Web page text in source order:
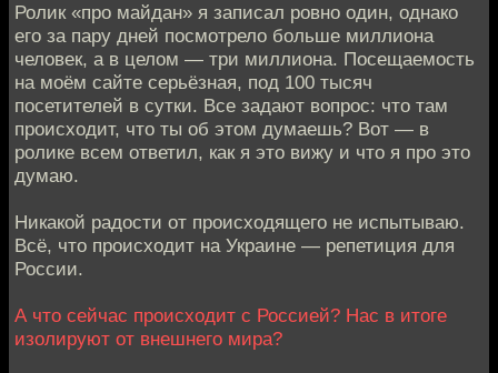
Ролик «про майдан» я записал ровно один, однако
его за пару дней посмотрело больше миллиона
человек, а в целом — три миллиона. Посещаемость
на моём сайте серьёзная, под 100 тысяч
посетителей в сутки. Все задают вопрос: что там
происходит, что ты об этом думаешь? Вот — в
ролике всем ответил, как я это вижу и что я про это
думаю.
Никакой радости от происходящего не испытываю.
Всё, что происходит на Украине — репетиция для
России.
А что сейчас происходит с Россией? Нас в итоге
изолируют от внешнего мира?